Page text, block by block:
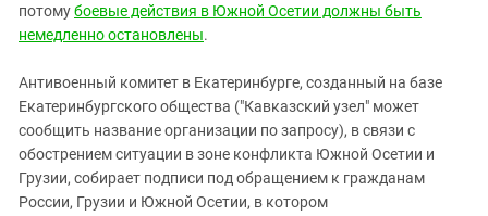
потомубоевые действия в Южной Осетии должны быть
немедленно остановлены.
Антивоенный комитет в Екатеринбурге, созданный на базе
Екатеринбургского общества ("Кавказский узел" может
сообщить название организации по запросу), в связи с
обострением ситуации в зоне конфликта Южной Осетии и
Грузии, собирает подписи под обращением к гражданам
России, Грузии и Южной Осетии, в котором